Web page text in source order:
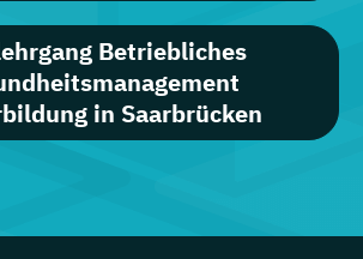
Betriebliches
in Saarbrücken